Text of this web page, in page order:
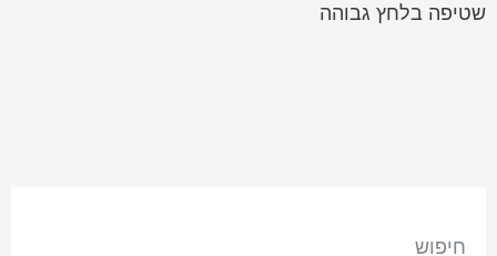
שטיפה בלחץ גבוהה
חיפוש